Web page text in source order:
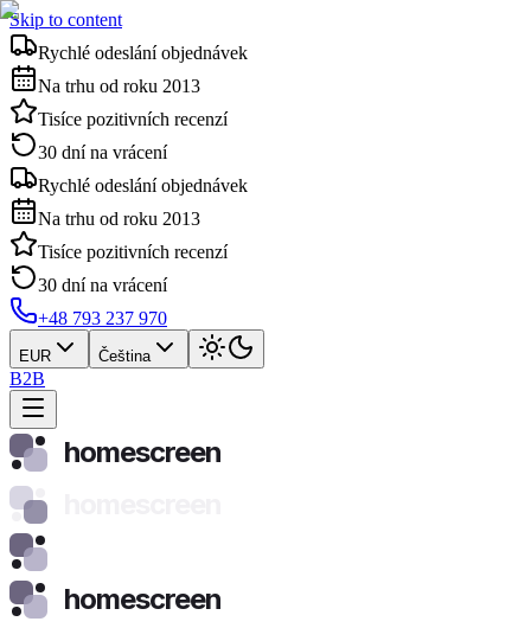
Skip to content
Rychlé odeslání objednávek
Na trhu od roku 2013
Tisíce pozitivních recenzí
30 dní na vrácení
Rychlé odeslání objednávek
Na trhu od roku 2013
Tisíce pozitivních recenzí
30 dní na vrácení
+48 793 237 970
EUR Čeština
B2B
homescreen
homescreen